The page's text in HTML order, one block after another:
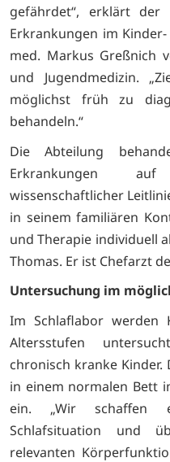
gefährdet“, erklärt der
Erkrankungen im
med. Markus Greßnich
und Jugendmedizin.
möglichst früh zu
behandeln.“
Die Abteilung
Erkrankungen
wissenschaftlicher
in seinem familiären
und Therapie individuell
Thomas. Er ist Chefarzt
Untersuchung im
Im Schlaflabor werden
Altersstufen
chronisch kranke
in einem normalen Bett
ein. „Wir schaffen
Schlafsituation und
relevanten